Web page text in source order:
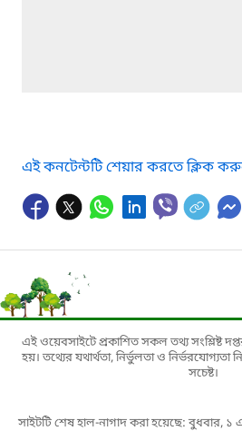
এই কনটেন্টটি শেয়ার করতে ক্লিক
এই ওয়েবসাইটে প্রকাশিত সকল তথ্য সংশ্লিষ্ট
হয়। তথ্যের যথার্থতা, নির্ভুলতা ও নির্ভরযোগ্যতা
সচেষ্ট।
সাইটটি শেষ হাল-নাগাদ করা হয়েছে: বুধবার,